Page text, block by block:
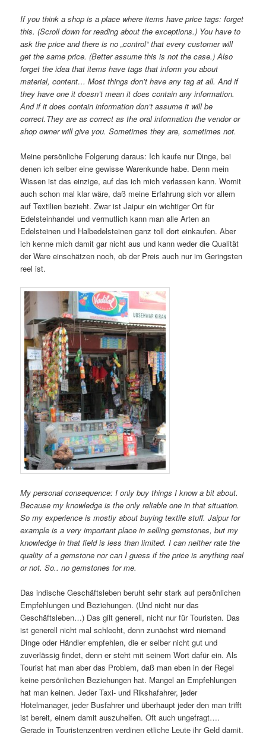
If you think a shop is a place where items have price tags: forget
this. (Scroll down for reading about the exceptions.) You have to
ask the price and there is no „control“ that every customer will
get the same price. (Better assume this is not the case.) Also
forget the idea that items have tags that inform you about
material, content… Most things don’t have any tag at all. And if
they have one it doesn’t mean it does contain any information.
And if it does contain information don’t assume it will be
correct.They are as correct as the oral information the vendor or
shop owner will give you. Sometimes they are, sometimes not.
Meine persönliche Folgerung daraus: Ich kaufe nur Dinge, bei
denen ich selber eine gewisse Warenkunde habe. Denn mein
Wissen ist das einzige, auf das ich mich verlassen kann. Womit
auch schon mal klar wäre, daß meine Erfahrung sich vor allem
auf Textilien bezieht. Zwar ist Jaipur ein wichtiger Ort für
Edelsteinhandel und vermutlich kann man alle Arten an
Edelsteinen und Halbedelsteinen ganz toll dort einkaufen. Aber
ich kenne mich damit gar nicht aus und kann weder die Qualität
der Ware einschätzen noch, ob der Preis auch nur im Geringsten
reel ist.
My personal consequence: I only buy things I know a bit about.
Because my knowledge is the only reliable one in that situation.
So my experience is mostly about buying textile stuff. Jaipur for
example is a very important place in selling gemstones, but my
knowledge in that field is less than limited. I can neither rate the
quality of a gemstone nor can I guess if the price is anything real
or not. So.. no gemstones for me.
Das indische Geschäftsleben beruht sehr stark auf persönlichen
Empfehlungen und Beziehungen. (Und nicht nur das
Geschäftsleben…) Das gilt generell, nicht nur für Touristen. Das
ist generell nicht mal schlecht, denn zunächst wird niemand
Dinge oder Händler empfehlen, die er selber nicht gut und
zuverlässig findet, denn er steht mit seinem Wort dafür ein. Als
Tourist hat man aber das Problem, daß man eben in der Regel
keine persönlichen Beziehungen hat. Mangel an Empfehlungen
hat man keinen. Jeder Taxi- und Rikshafahrer, jeder
Hotelmanager, jeder Busfahrer und überhaupt jeder den man trifft
ist bereit, einem damit auszuhelfen. Oft auch ungefragt….
Gerade in Touristenzentren verdinen etliche Leute ihr Geld damit,